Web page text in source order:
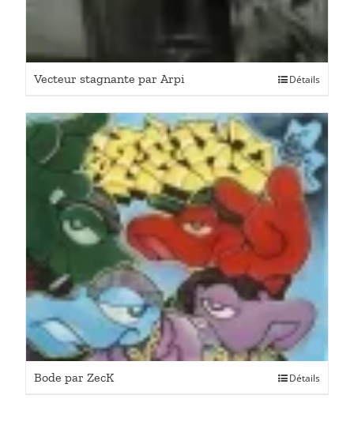
Vecteur stagnante par Arpi Détails
Bode par ZecK Détails